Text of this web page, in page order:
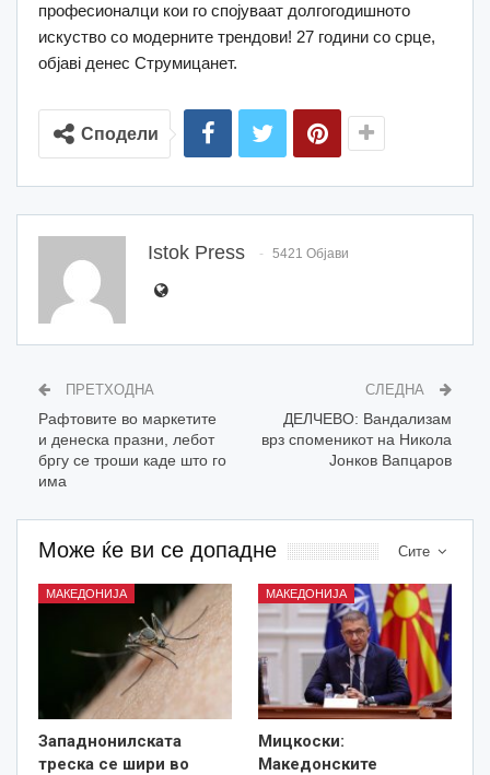
професионалци кои го спојуваат долгогодишното
искуство со модерните трендови! 27 години со срце,
објавi денес Струмицанет.
Сподели
Istok Press 5421 Објави
ПРЕТХОДНА
Рафтовите во маркетите
и денеска празни, лебот
бргу се троши каде што го
има
СЛЕДНА
ДЕЛЧЕВО: Вандализам
врз споменикот на Никола
Јонков Вапцаров
Сите
Може ќе ви се допадне
МАКЕДОНИЈА
Западнонилската
треска се шири во
МАКЕДОНИЈА
Мицкоски:
Македонските